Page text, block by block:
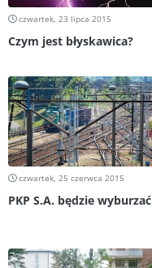
czwartek, 23 lipca 2015
Czym jest błyskawica?
czwartek, 25 czerwca 2015
PKP S.A. będzie wyburzać